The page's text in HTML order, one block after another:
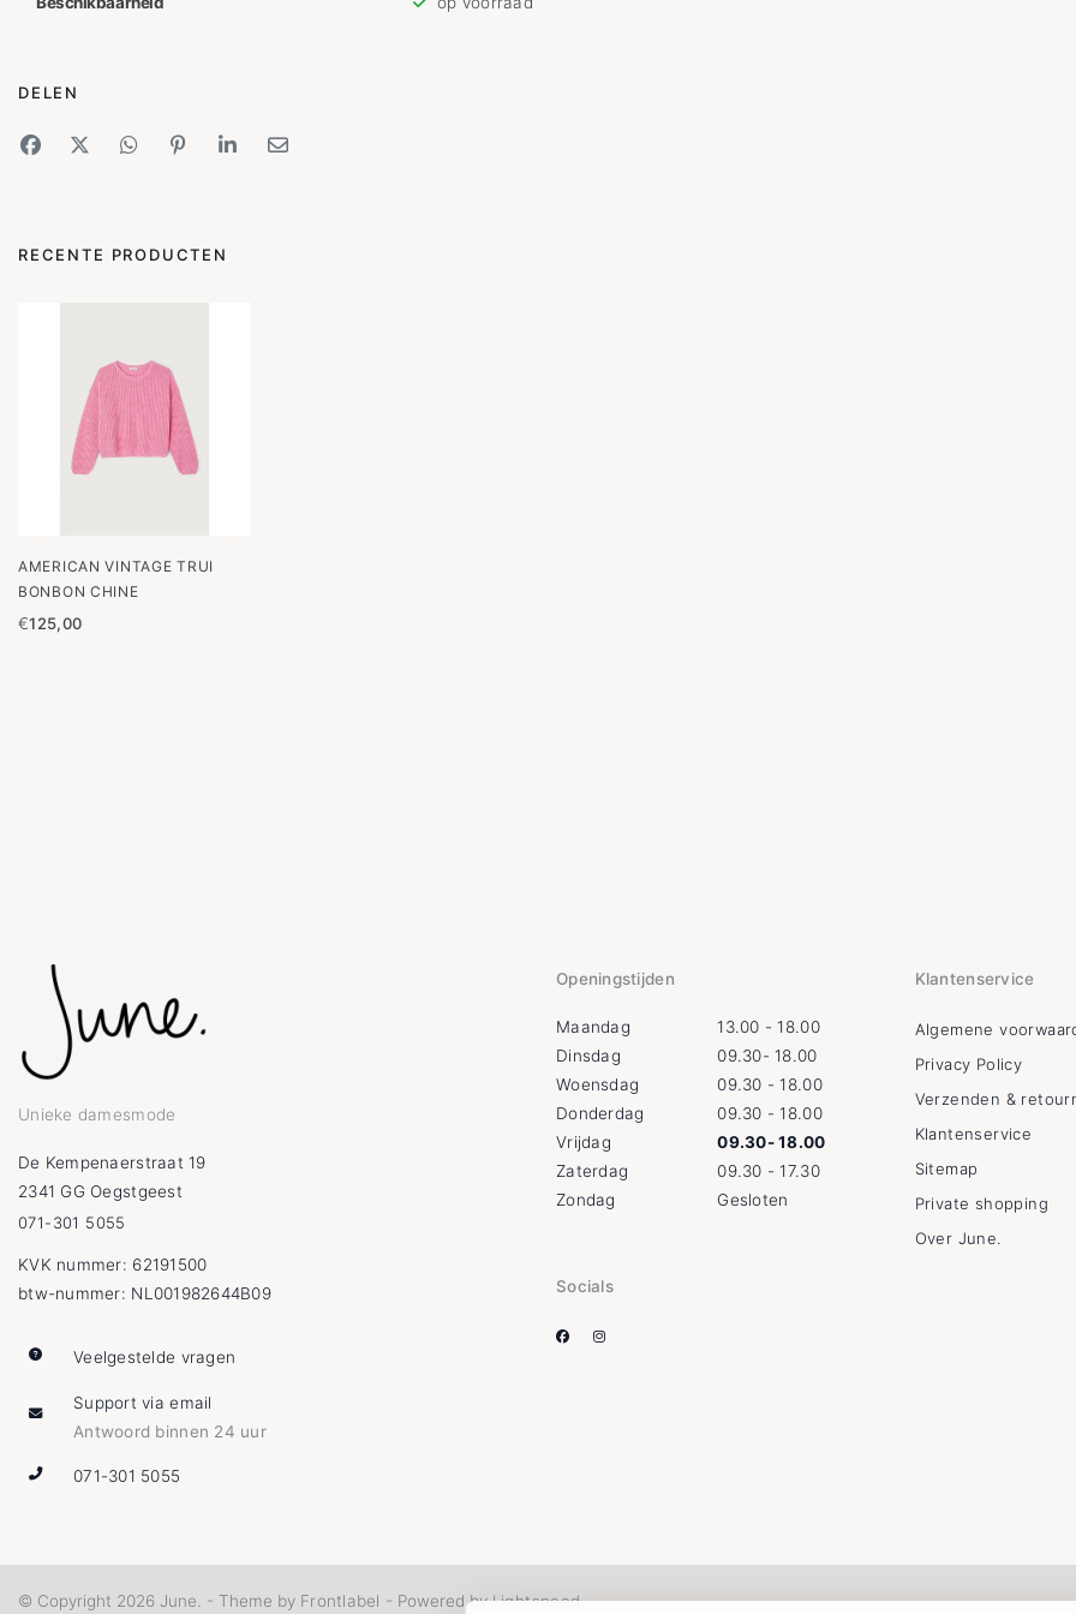
DELEN
RECENTE PRODUCTEN
AMERICAN VINTAGE TRUI
BONBON CHINE
€125,00
Unieke damesmode
De Kempenaerstraat 19
2341 GG Oegstgeest
071-301 5055
KVK nummer: 62191500
btw-nummer: NL001982644B09
Veelgestelde vragen
Support via email
Antwoord binnen 24 uur
071-301 5055
Openingstijden
Maandag
13.00 - 18.00
Dinsdag
09.30- 18.00
Woensdag
09.30 - 18.00
Donderdag
09.30 - 18.00
Vrijdag
09.30- 18.00
Zaterdag
09.30 - 17.30
Zondag
Gesloten
Socials
Klantenservice
Algemene
Privacy Policy
Verzenden &
Klantenservice
Sitemap
Private shopping
Over June.
© Copyright 2026 June. - Theme by Frontlabel - Powered by Lightspeed